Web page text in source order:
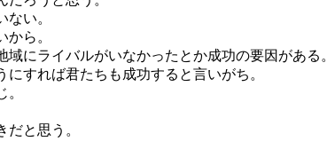
い。
ら。
にライバルがいなかったとか成功の要因がある。
すれば君たちも成功すると言いがち。
と思う。